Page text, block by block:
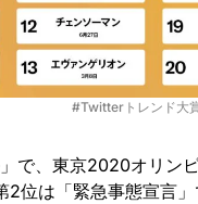
#Twitterトレンド大
で、東京2020オリン
2位は「緊急事態宣言